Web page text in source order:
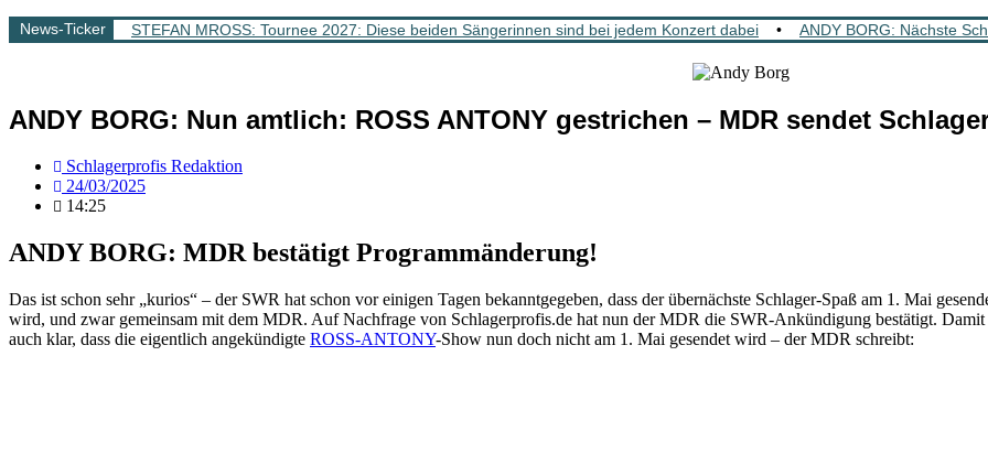
News-Ticker STEFAN MROSS: Tournee 2027: Diese beiden Sängerinnen sind bei jedem Konzert dabei • ANDY BORG: Nächste
ANDY BORG: Nun amtlich: ROSS ANTONY gestrichen – MDR sendet
Schlagerprofis Redaktion
24/03/2025
14:25
ANDY BORG: MDR bestätigt Programmänderung!
Das ist schon sehr „kurios“ – der SWR hat schon vor einigen Tagen bekanntgegeben, dass der übernächste Schlager-Spaß am 1. Mai
wird, und zwar gemeinsam mit dem MDR. Auf Nachfrage von Schlagerprofis.de hat nun der MDR die SWR-Ankündigung bestätigt. Damit
auch klar, dass die eigentlich angekündigte ROSS-ANTONY-Show nun doch nicht am 1. Mai gesendet wird – der MDR schreibt: